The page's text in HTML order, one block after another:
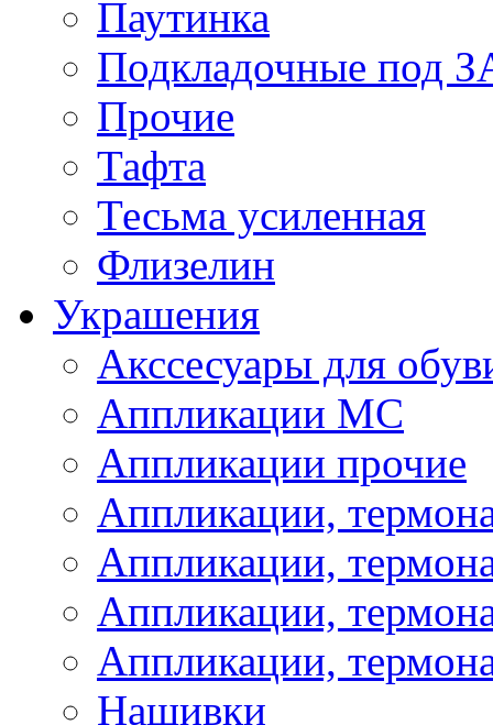
Паутинка
Подкладочные под
Прочие
Тафта
Тесьма усиленная
Флизелин
Украшения
Акссесуары для
Аппликации МС
Аппликации прочие
Аппликации,
Аппликации,
Аппликации,
Аппликации,
Нашивки